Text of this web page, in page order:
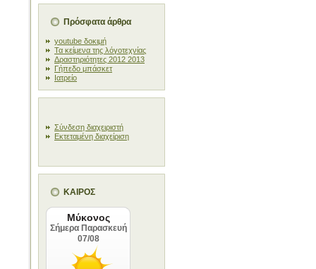
Πρόσφατα άρθρα
youtube δοκιμή
Τα κείμενα της λόγοτεχνίας
Δραστηριότητες 2012 2013
Γήπεδο μπάσκετ
Ιατρείο
Σύνδεση διαχειριστή
Εκτεταμένη διαχείριση
ΚΑΙΡΟΣ